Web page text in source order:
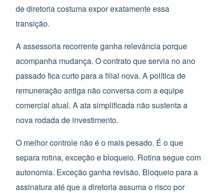
de diretoria costuma expor exatamente essa
transição.
A assessoria recorrente ganha relevância porque
acompanha mudança. O contrato que servia no ano
passado fica curto para a filial nova. A política de
remuneração antiga não conversa com a equipe
comercial atual. A ata simplificada não sustenta a
nova rodada de investimento.
O melhor controle não é o mais pesado. É o que
separa rotina, exceção e bloqueio. Rotina segue com
autonomia. Exceção ganha revisão. Bloqueio para a
assinatura até que a diretoria assuma o risco por